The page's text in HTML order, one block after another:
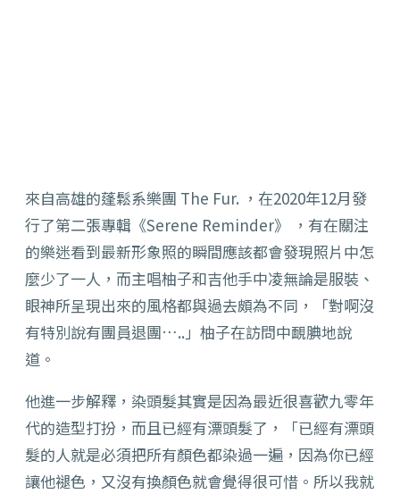
來自高雄的蓬鬆系樂團 The Fur. ，在2020年12月發
行了第二張專輯《Serene Reminder》 ，有在關注
的樂迷看到最新形象照的瞬間應該都會發現照片中怎
麼少了一人，而主唱柚子和吉他手中凌無論是服裝、
眼神所呈現出來的風格都與過去頗為不同，「對啊沒
有特別說有團員退團…..」柚子在訪問中靦腆地說
道。
他進一步解釋，染頭髮其實是因為最近很喜歡九零年
代的造型打扮，而且已經有漂頭髮了，「已經有漂頭
髮的人就是必須把所有顏色都染過一遍，因為你已經
讓他褪色，又沒有換顏色就會覺得很可惜。所以我就